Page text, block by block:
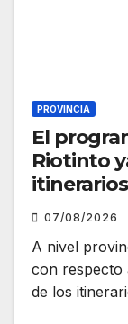
PROVINCIA
El
Riotinto
barriada
07/08/2026
A nivel
con respecto
de los